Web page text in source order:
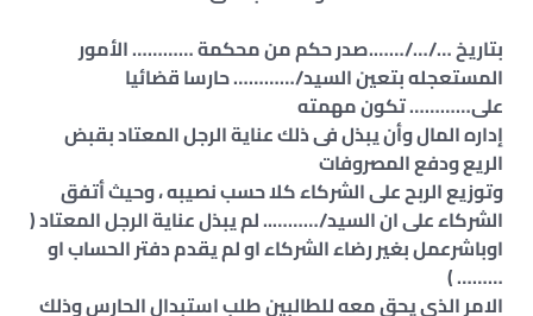
بتاريخ …/…/…….صدر حكم من محكمة ………… الأمور
المستعجله بتعين السيد/………… حارسا قضائيا
على………… تكون مهمته
إداره المال وأن يبذل فى ذلك عناية الرجل المعتاد بقبض
الريع ودفع المصروفات
وتوزيع الربح على الشركاء كلا حسب نصيبه ، وحيث أتفق
الشركاء على ان السيد/……….. لم يبذل عناية الرجل المعتاد (
اوباشرعمل بغير رضاء الشركاء او لم يقدم دفتر الحساب او
……… )
الامر الذى يحق معه للطالبين طلب استبدال الحارس وذلك